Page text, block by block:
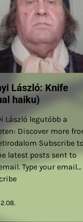
László: Knife
haiku)
László legutóbb a
Discover more
Subscribe
latest posts sent to
Type your email…